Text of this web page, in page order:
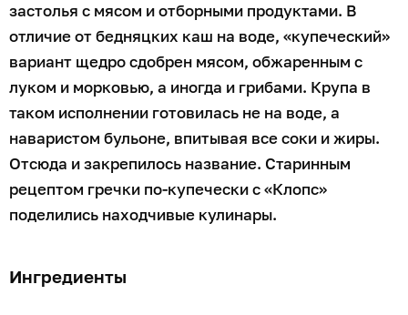
застолья с мясом и отборными продуктами. В
отличие от бедняцких каш на воде, «купеческий»
вариант щедро сдобрен мясом, обжаренным с
луком и морковью, а иногда и грибами. Крупа в
таком исполнении готовилась не на воде, а
наваристом бульоне, впитывая все соки и жиры.
Отсюда и закрепилось название. Старинным
рецептом гречки по-купечески с «Клопс»
поделились находчивые кулинары.
Ингредиенты